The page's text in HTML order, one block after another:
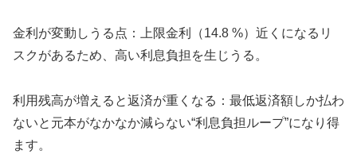
金利が変動しうる点：上限金利（14.8 %）近くになるリ
スクがあるため、高い利息負担を生じうる。
利用残高が増えると返済が重くなる：最低返済額しか払わ
ないと元本がなかなか減らない“利息負担ループ”になり得
ます。